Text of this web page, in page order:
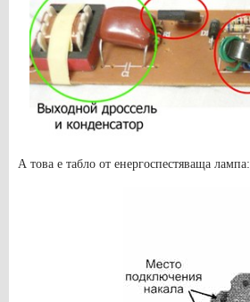
А това е табло от енергоспестяваща лампа: